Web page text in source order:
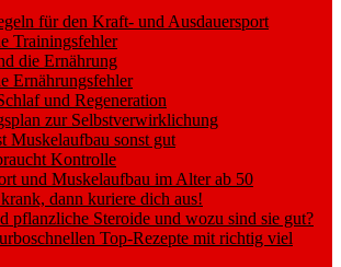
für den Kraft- und Ausdauersport
Trainingsfehler
die Ernährung
Ernährungsfehler
und Regeneration
zur Selbstverwirklichung
Muskelaufbau sonst gut
Kontrolle
und Muskelaufbau im Alter ab 50
dann kuriere dich aus!
pflanzliche Steroide und wozu sind sie gut?
Top-Rezepte mit richtig viel